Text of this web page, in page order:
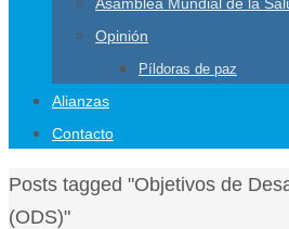
Opinión
Píldoras de paz
Alianzas
Contacto
Home
Posts tagged "Objetivos de
(ODS)"